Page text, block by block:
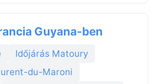
Guyana-ben
Időjárás Matoury
du-Maroni